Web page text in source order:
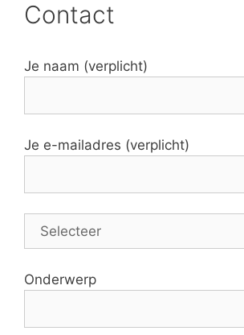
Contact
Je naam (verplicht)
Je e-mailadres (verplicht)
Onderwerp